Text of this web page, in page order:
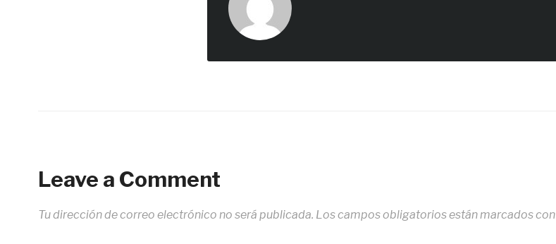
Leave a Comment
Tu dirección de correo electrónico no será publicada. Los campos obligatorios están marcados con